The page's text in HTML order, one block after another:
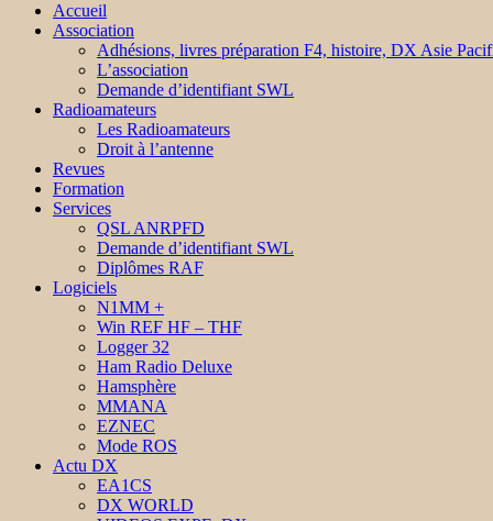
Accueil
Association
Adhésions, livres préparation F4, histoire, DX Asie
L’association
Demande d’identifiant SWL
Radioamateurs
Les Radioamateurs
Droit à l’antenne
Revues
Formation
Services
QSL ANRPFD
Demande d’identifiant SWL
Diplômes RAF
Logiciels
N1MM +
Win REF HF – THF
Logger 32
Ham Radio Deluxe
Hamsphère
MMANA
EZNEC
Mode ROS
Actu DX
EA1CS
DX WORLD